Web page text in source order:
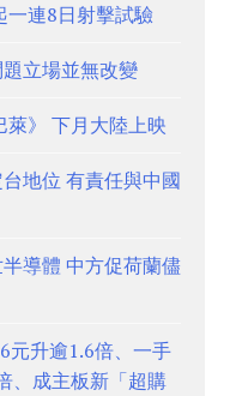
一連8日射擊試驗
立場並無改變
萊》 下月大陸上映
地位 有責任與中國
導體 中方促荷蘭儘
元升逾1.6倍、一手
成主板新「超購